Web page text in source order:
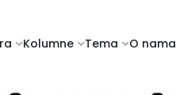
Kolumne Tema O nama